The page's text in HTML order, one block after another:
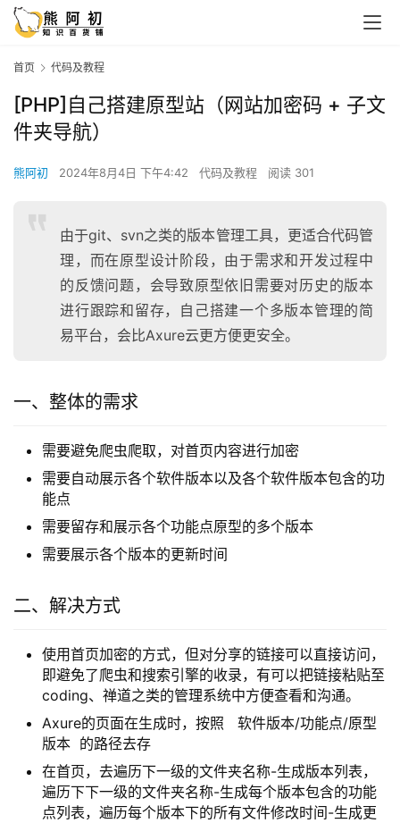
首页 代码及教程
[PHP]自己搭建原型站（网站加密码 + 子文
件夹导航）
熊阿初 2024年8月4日 下午4:42 代码及教程 阅读 301
由于git、svn之类的版本管理工具，更适合代码管
理，而在原型设计阶段，由于需求和开发过程中
的反馈问题，会导致原型依旧需要对历史的版本
进行跟踪和留存，自己搭建一个多版本管理的简
易平台，会比Axure云更方便更安全。
一、整体的需求
需要避免爬虫爬取，对首页内容进行加密
需要自动展示各个软件版本以及各个软件版本包含的功
能点
需要留存和展示各个功能点原型的多个版本
需要展示各个版本的更新时间
二、解决方式
使用首页加密的方式，但对分享的链接可以直接访问，
即避免了爬虫和搜索引擎的收录，有可以把链接粘贴至
coding、禅道之类的管理系统中方便查看和沟通。
Axure的页面在生成时，按照 软件版本/功能点/原型
版本 的路径去存
在首页，去遍历下一级的文件夹名称-生成版本列表，
遍历下下一级的文件夹名称-生成每个版本包含的功能
点列表，遍历每个版本下的所有文件修改时间-生成更